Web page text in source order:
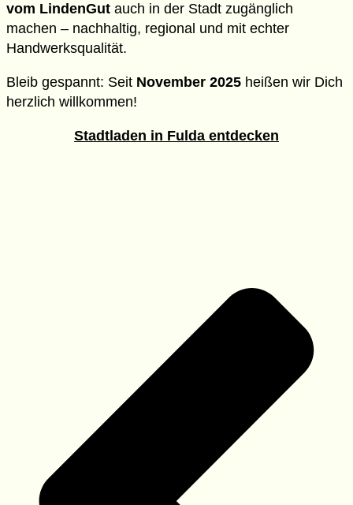
vom LindenGut auch in der Stadt zugänglich
machen – nachhaltig, regional und mit echter
Handwerksqualität.
Bleib gespannt: Seit November 2025 heißen wir Dich
herzlich willkommen!
Stadtladen in Fulda entdecken